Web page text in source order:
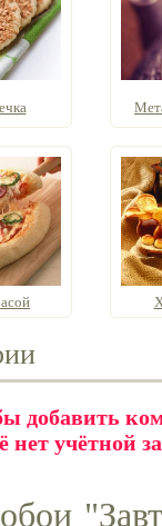
добавить
нет учётной